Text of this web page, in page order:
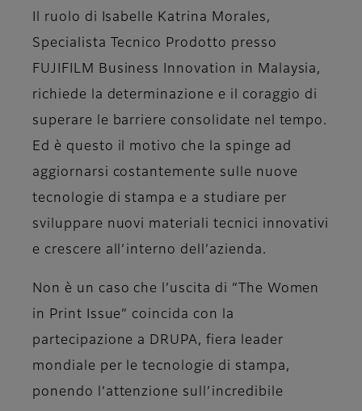
Il ruolo di Isabelle Katrina Morales,
Specialista Tecnico Prodotto presso
FUJIFILM Business Innovation in Malaysia,
richiede la determinazione e il coraggio di
superare le barriere consolidate nel tempo.
Ed è questo il motivo che la spinge ad
aggiornarsi costantemente sulle nuove
tecnologie di stampa e a studiare per
sviluppare nuovi materiali tecnici innovativi
e crescere all’interno dell’azienda.
Non è un caso che l’uscita di “The Women
in Print Issue” coincida con la
partecipazione a DRUPA, fiera leader
mondiale per le tecnologie di stampa,
ponendo l’attenzione sull’incredibile